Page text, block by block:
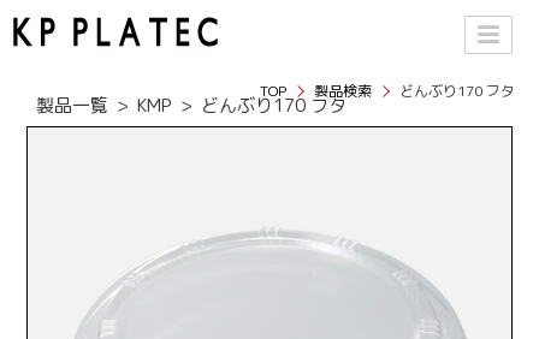
TOP 製品検索 どんぶり170 フタ
製品一覧 KMP どんぶり170 フタ